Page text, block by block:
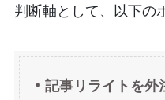
判断軸として、以下の
• 記事リライトを